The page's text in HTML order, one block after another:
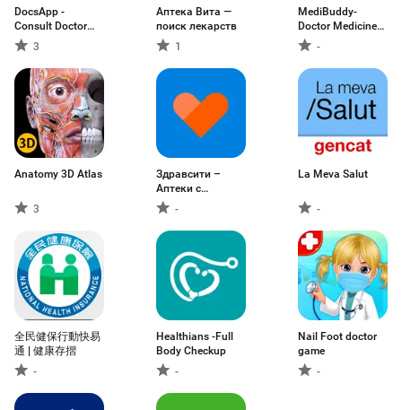
DocsApp -
Consult Doctor
Online 24x7 on
Chat/Call
3
Аптека Вита —
поиск лекарств
1
MediBuddy-
Doctor Medicine
ABHA
-
Anatomy 3D Atlas
3
Здравсити –
Аптеки с
доставкой
-
La Meva Salut
-
全民健保行動快易
通 | 健康存摺
-
Healthians -Full
Body Checkup
-
Nail Foot doctor
game
-